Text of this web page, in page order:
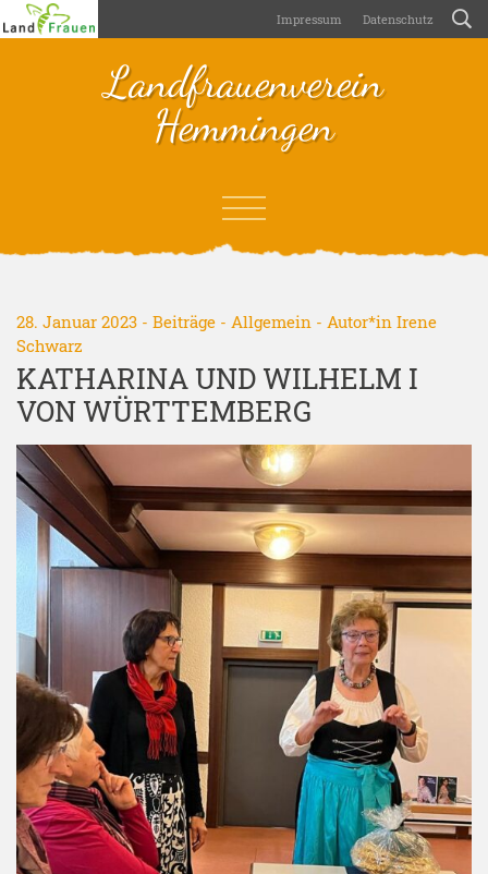
Impressum Datenschutz
Landfrauenverein
Hemmingen
28. Januar 2023 - Beiträge - Allgemein - Autor*in Irene
Schwarz
KATHARINA UND WILHELM I
VON WÜRTTEMBERG